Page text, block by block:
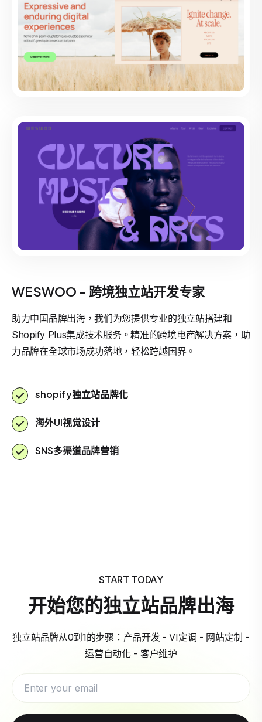
WESWOO - 跨境独立站开发专家
助力中国品牌出海，我们为您提供专业的独立站搭建和
Shopify Plus集成技术服务。精准的跨境电商解决方案，助
力品牌在全球市场成功落地，轻松跨越国界。
shopify独立站品牌化
海外UI视觉设计
SNS多渠道品牌营销
START TODAY
开始您的独立站品牌出海
独立站品牌从0到1的步骤：产品开发 - VI定调 - 网站定制 -
运营自动化 - 客户维护